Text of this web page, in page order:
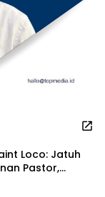
Loco: Jatuh
Pastor,
Babon